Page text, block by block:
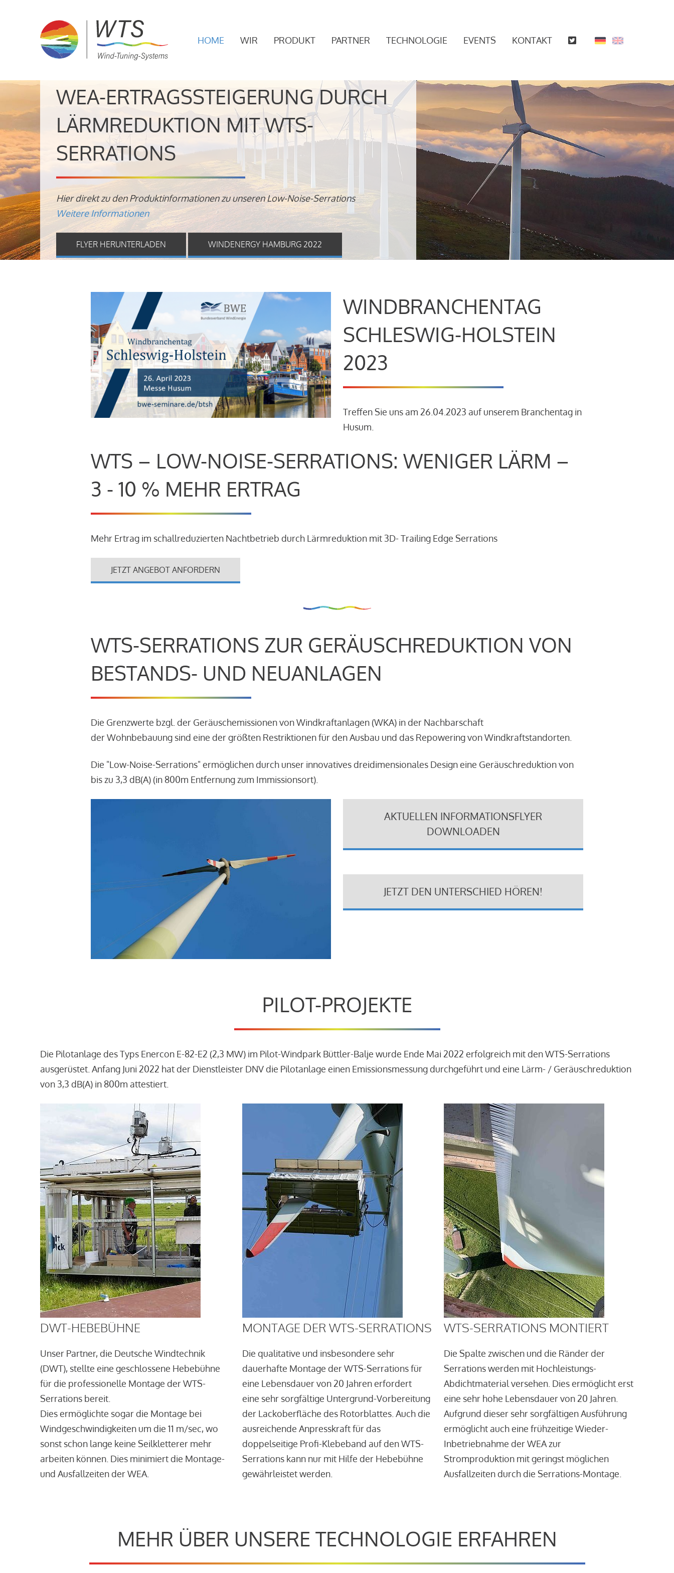
HOME WIR PRODUKT PARTNER TECHNOLOGIE EVENTS KONTAKT
WEA-ERTRAGSSTEIGERUNG DURCH
LÄRMREDUKTION MIT WTS-
SERRATIONS
Hier direkt zu den Produktinformationen zu unseren Low-Noise-Serrations
Weitere Informationen
FLYER HERUNTERLADEN WINDENERGY HAMBURG 2022
WINDBRANCHENTAG
SCHLESWIG-HOLSTEIN
2023
Treffen Sie uns am 26.04.2023 auf unserem Branchentag in
Husum.
WTS – LOW-NOISE-SERRATIONS: WENIGER LÄRM –
3 - 10 % MEHR ERTRAG
Mehr Ertrag im schallreduzierten Nachtbetrieb durch Lärmreduktion mit 3D- Trailing Edge Serrations
JETZT ANGEBOT ANFORDERN
WTS-SERRATIONS ZUR GERÄUSCHREDUKTION VON
BESTANDS- UND NEUANLAGEN
Die Grenzwerte bzgl. der Geräuschemissionen von Windkraftanlagen (WKA) in der Nachbarschaft
der Wohnbebauung sind eine der größten Restriktionen für den Ausbau und das Repowering von Windkraftstandorten.
Die "Low-Noise-Serrations" ermöglichen durch unser innovatives dreidimensionales Design eine Geräuschreduktion von
bis zu 3,3 dB(A) (in 800m Entfernung zum Immissionsort).
AKTUELLEN INFORMATIONSFLYER
DOWNLOADEN
JETZT DEN UNTERSCHIED HÖREN!
PILOT-PROJEKTE
Die Pilotanlage des Typs Enercon E-82-E2 (2,3 MW) im Pilot-Windpark Büttler-Balje wurde Ende Mai 2022 erfolgreich mit den WTS-Serrations
ausgerüstet. Anfang Juni 2022 hat der Dienstleister DNV die Pilotanlage einen Emissionsmessung durchgeführt und eine Lärm- / Geräuschreduktion
von 3,3 dB(A) in 800m attestiert.
DWT-HEBEBÜHNE
Unser Partner, die Deutsche Windtechnik
(DWT), stellte eine geschlossene Hebebühne
für die professionelle Montage der WTS-
Serrations bereit.
Dies ermöglichte sogar die Montage bei
Windgeschwindigkeiten um die 11 m/sec, wo
sonst schon lange keine Seilkletterer mehr
arbeiten können. Dies minimiert die Montage-
und Ausfallzeiten der WEA.
MONTAGE DER WTS-SERRATIONS
Die qualitative und insbesondere sehr
dauerhafte Montage der WTS-Serrations für
eine Lebensdauer von 20 Jahren erfordert
eine sehr sorgfältige Untergrund-Vorbereitung
der Lackoberfläche des Rotorblattes. Auch die
ausreichende Anpresskraft für das
doppelseitige Profi-Klebeband auf den WTS-
Serrations kann nur mit Hilfe der Hebebühne
gewährleistet werden.
WTS-SERRATIONS MONTIERT
Die Spalte zwischen und die Ränder der
Serrations werden mit Hochleistungs-
Abdichtmaterial versehen. Dies ermöglicht erst
eine sehr hohe Lebensdauer von 20 Jahren.
Aufgrund dieser sehr sorgfältigen Ausführung
ermöglicht auch eine frühzeitige Wieder-
Inbetriebnahme der WEA zur
Stromproduktion mit geringst möglichen
Ausfallzeiten durch die Serrations-Montage.
MEHR ÜBER UNSERE TECHNOLOGIE ERFAHREN